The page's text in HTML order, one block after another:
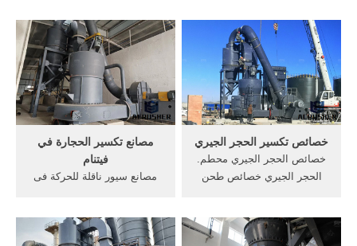
معدات المخابز في نيجيريا
موردين معدات المخابز في
نيجيريا ومنتجات معدات المخابز
في نيجيريا بأفضل الأسعار في
Alibabaنيجيريا ويكيبيديا,نيجيريا
...
gsb 13reآلة طحن للبيع في
نيجيريا,أسعار آلة الطحن في
نيجيريا rahotels. طحن قطع
غيار الآلات جاكرتا المورد.
مصانع تكسير الحجارة في
فيتنام
مصانع سيور ناقلة للحركة فى
الداخلية فى الصين مشروع
خصائص تكسير الحجر الجيري
خصائص الحجر الجيري محطم.
الحجر الجيري خصائص طحن
الحجر الجيري مصنع طحن